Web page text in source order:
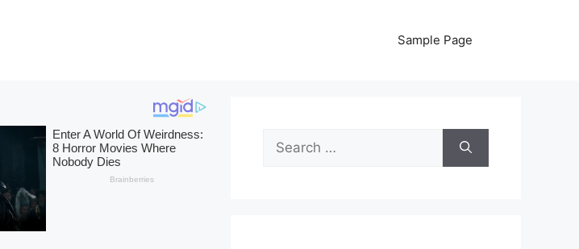
Sample Page
Search
for: